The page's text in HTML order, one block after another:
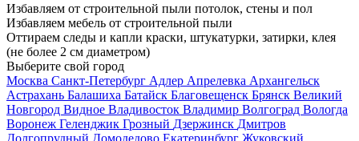
Избавляем от строительной пыли потолок, стены и пол
Избавляем мебель от строительной пыли
Оттираем следы и капли краски, штукатурки, затирки, клея
(не более 2 см диаметром)
Выберите свой город
Москва Санкт-Петербург Адлер Апрелевка Архангельск
Астрахань Балашиха Батайск Благовещенск Брянск Великий
Новгород Видное Владивосток Владимир Волгоград Вологда
Воронеж Геленджик Грозный Дзержинск Дмитров
Долгопрудный Домодедово Екатеринбург Жуковский